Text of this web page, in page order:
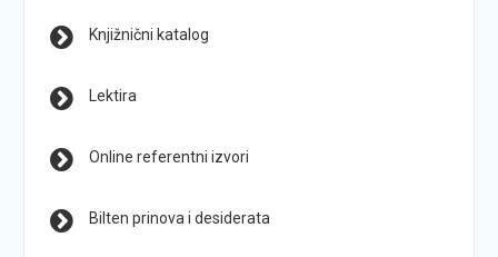
Knjižnični katalog
Lektira
Online referentni izvori
Bilten prinova i desiderata